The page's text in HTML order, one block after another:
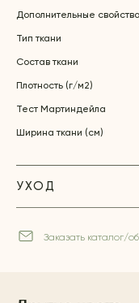
Дополнительные свойства
Тип ткани
Состав ткани
Плотность (г/м2)
Тест Мартиндейла
Ширина ткани (см)
УХОД
Заказать каталог/